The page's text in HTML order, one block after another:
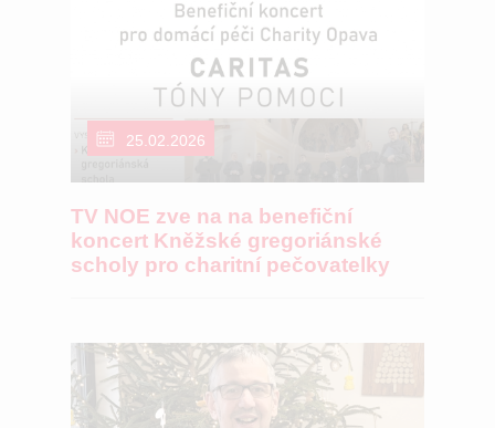
25.02.2026
TV NOE zve na na benefiční
koncert Kněžské gregoriánské
scholy pro charitní pečovatelky